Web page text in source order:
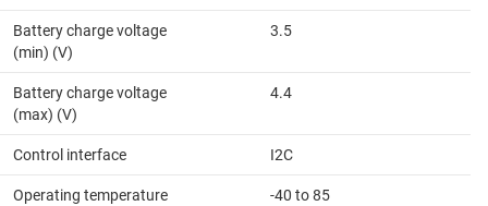
Battery charge voltage
(min) (V)
3.5
Battery charge voltage
(max) (V)
4.4
Control interface I2C
Operating temperature
-40 to 85